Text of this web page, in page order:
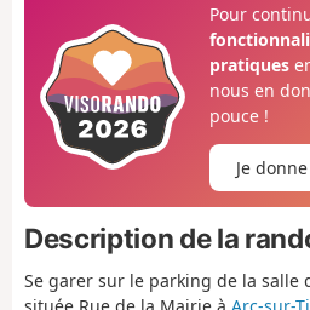
Pour
pratiques
nous en
pouce !
Je
Description de la
Se garer sur le parking de la salle